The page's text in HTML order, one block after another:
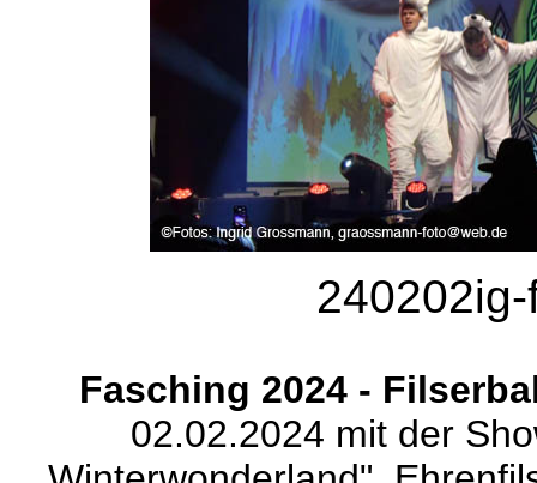
Fasching 2024 -
02.02.2024 mit der